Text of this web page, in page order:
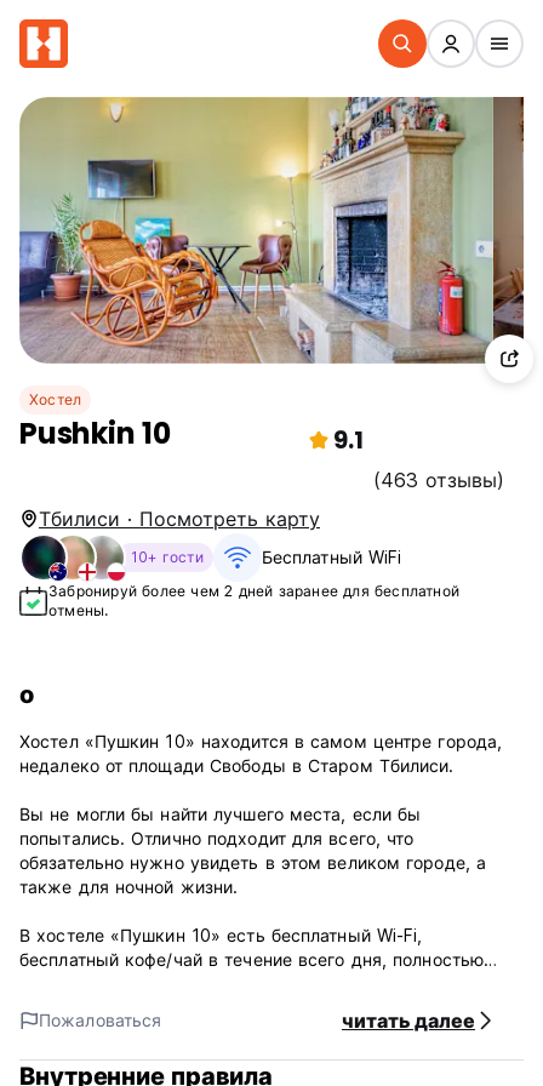
Хостел
Pushkin 10 9.1
(463 отзывы)
Тбилиси · Посмотреть карту
10+ гости Бесплатный WiFi
Забронируй более чем 2 дней заранее для бесплатной
отмены.
о
Хостел «Пушкин 10» находится в самом центре города,
недалеко от площади Свободы в Старом Тбилиси.
Вы не могли бы найти лучшего места, если бы
попытались. Отлично подходит для всего, что
обязательно нужно увидеть в этом великом городе, а
также для ночной жизни.
В хостеле «Пушкин 10» есть бесплатный Wi-Fi,
бесплатный кофе/чай в течение всего дня, полностью
видов в Тбилиси.
В наших общежитиях есть индивидуальные розетки и
собственный светодиодный светильник для чтения
Пожаловаться читать далее
Внутренние правила